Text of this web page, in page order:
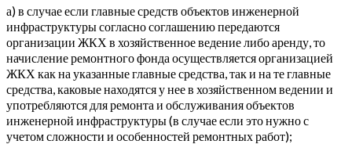
а) в случае если главные средств объектов инженерной
инфраструктуры согласно соглашению передаются
организации ЖКХ в хозяйственное ведение либо аренду, то
начисление ремонтного фонда осуществляется организацией
ЖКХ как на указанные главные средства, так и на те главные
средства, каковые находятся у нее в хозяйственном ведении и
употребляются для ремонта и обслуживания объектов
инженерной инфраструктуры (в случае если это нужно с
учетом сложности и особенностей ремонтных работ);